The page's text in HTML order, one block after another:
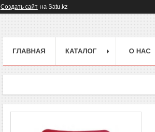
Создать сайт на Satu.kz
ГЛАВНАЯ КАТАЛОГ О НАС